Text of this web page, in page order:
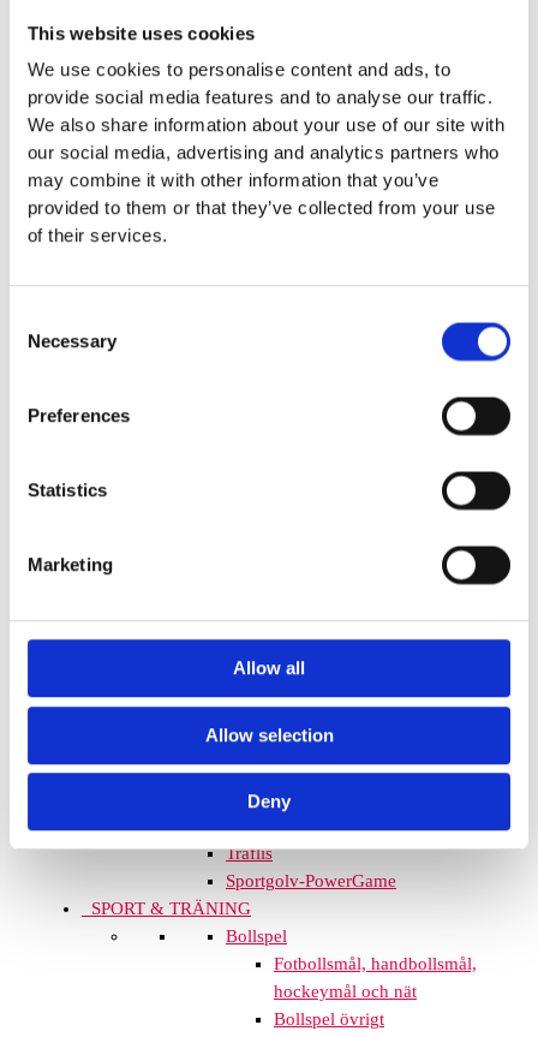
This website uses cookies
We use cookies to personalise content and ads, to
provide social media features and to analyse our traffic.
We also share information about your use of our site with
our social media, advertising and analytics partners who
may combine it with other information that you’ve
provided to them or that they’ve collected from your use
of their services.
Selection
Necessary
Preferences
Statistics
Marketing
Allow all
Allow selection
Deny
Konstgräs
Corkeen
Euroflex förankring, tillbehör och
lim
AsfaltsmålningAsfaltsmålningar –
Skapa livfulla offentliga miljöer Att
skolgårdar, förskolegårdar och andra
inbjudande. Det handlar inte bara
samtidigt en miljö som uppmuntrar
till lek och lärande. Att måla på asfalt
utmärkt för allt från förskolor till
skolgårdar. Genom att använda färg
enkelt göra om en vanlig yta till en
bokstavsjakter. Dessa
asfaltsmålningar skapar en miljö som
engagerar barnen, samtidigt som de
lär sig på ett roligt sätt.
Träflis
Sportgolv-PowerGame
SPORT & TRÄNING
Bollspel
Fotbollsmål, handbollsmål,
hockeymål och nät
Bollspel övrigt